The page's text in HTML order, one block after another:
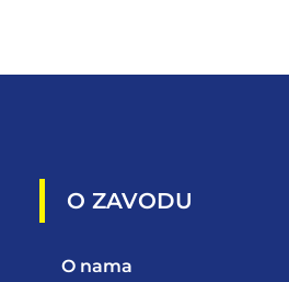
O ZAVODU
O nama